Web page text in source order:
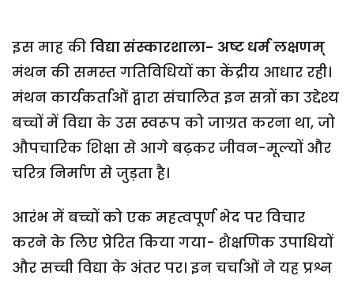
इस माह की विद्या संस्कारशाला- अष्ट धर्म लक्षणम्
मंथन की समस्त गतिविधियों का केंद्रीय आधार रही।
मंथन कार्यकर्ताओं द्वारा संचालित इन सत्रों का उद्देश्य
बच्चों में विद्या के उस स्वरूप को जाग्रत करना था, जो
औपचारिक शिक्षा से आगे बढ़कर जीवन-मूल्यों और
चरित्र निर्माण से जुड़ता है।
आरंभ में बच्चों को एक महत्वपूर्ण भेद पर विचार
करने के लिए प्रेरित किया गया- शैक्षणिक उपाधियों
और सच्ची विद्या के अंतर पर। इन चर्चाओं ने यह प्रश्न